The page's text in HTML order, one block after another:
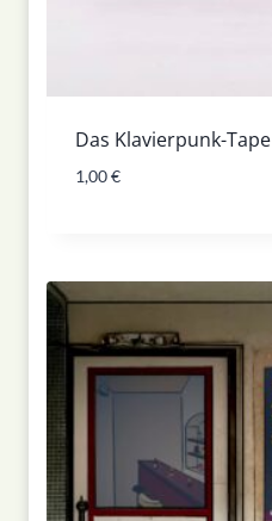
Das Klavierpunk-Tape
1,00€